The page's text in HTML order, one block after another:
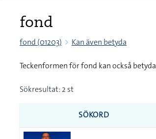
fond
fond (01203) Kan även betyda
Teckenformen för fond kan också betyda
Sökresultat: 2 st
SÖKORD